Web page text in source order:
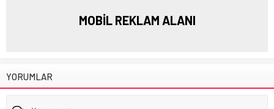
MOBİL REKLAM ALANI
YORUMLAR